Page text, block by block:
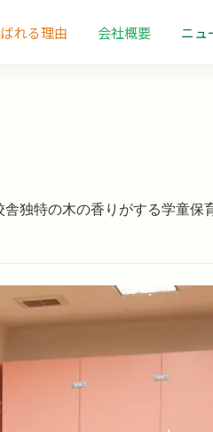
れる理由 会社概要 ニュ
独特の木の香りがする学童保